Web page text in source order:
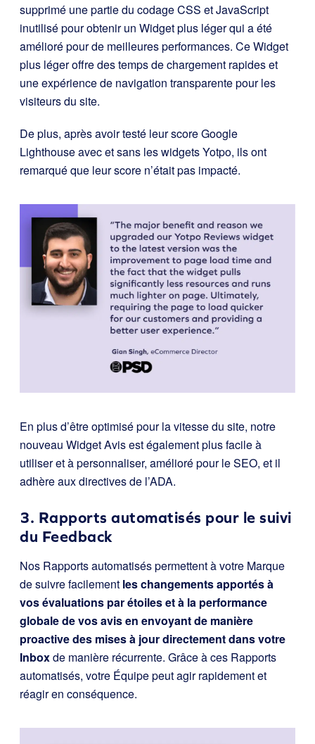
supprimé une partie du codage CSS et JavaScript
inutilisé pour obtenir un Widget plus léger qui a été
amélioré pour de meilleures performances. Ce Widget
plus léger offre des temps de chargement rapides et
une expérience de navigation transparente pour les
visiteurs du site.
De plus, après avoir testé leur score Google
Lighthouse avec et sans les widgets Yotpo, ils ont
remarqué que leur score n’était pas impacté.
En plus d’être optimisé pour la vitesse du site, notre
nouveau Widget Avis est également plus facile à
utiliser et à personnaliser, amélioré pour le SEO, et il
adhère aux directives de l’ADA.
3. Rapports automatisés pour le suivi
du Feedback
Nos Rapports automatisés permettent à votre Marque
de suivre facilement les changements apportés à
vos évaluations par étoiles et à la performance
globale de vos avis en envoyant de manière
proactive des mises à jour directement dans votre
Inboxde manière récurrente. Grâce à ces Rapports
automatisés, votre Équipe peut agir rapidement et
réagir en conséquence.